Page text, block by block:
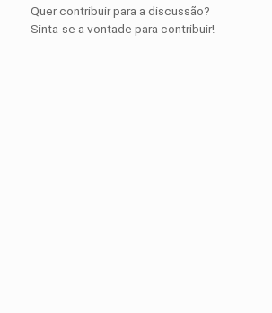
Quer contribuir para a discussão?
Sinta-se a vontade para contribuir!